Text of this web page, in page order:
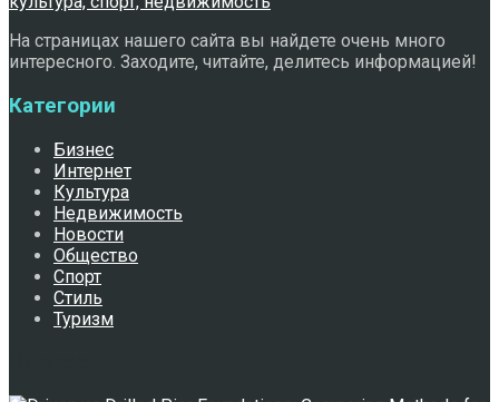
На страницах нашего сайта вы найдете очень много
интересного. Заходите, читайте, делитесь информацией!
Категории
Бизнес
Интернет
Культура
Недвижимость
Новости
Общество
Спорт
Стиль
Туризм